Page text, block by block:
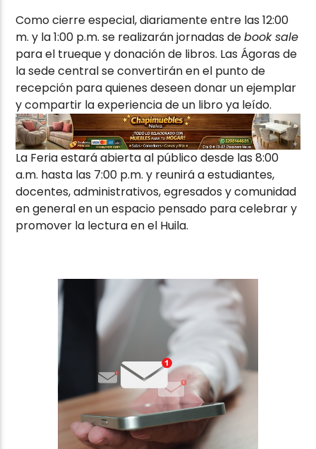
Como cierre especial, diariamente entre las 12:00
m. y la 1:00 p.m. se realizarán jornadas debook sale
para el trueque y donación de libros. Las Ágoras de
la sede central se convertirán en el punto de
recepción para quienes deseen donar un ejemplar
y compartir la experiencia de un libro ya leído.
La Feria estará abierta al público desde las 8:00
a.m. hasta las 7:00 p.m. y reunirá a estudiantes,
docentes, administrativos, egresados y comunidad
en general en un espacio pensado para celebrar y
promover la lectura en el Huila.